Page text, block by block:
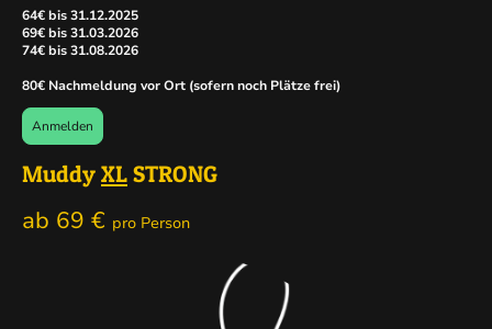
64€ bis 31.12.2025
69€ bis 31.03.2026
74€ bis 31.08.2026
80€ Nachmeldung vor Ort (sofern noch Plätze frei)
Anmelden
MuddyXLSTRONG
ab 69 € pro Person